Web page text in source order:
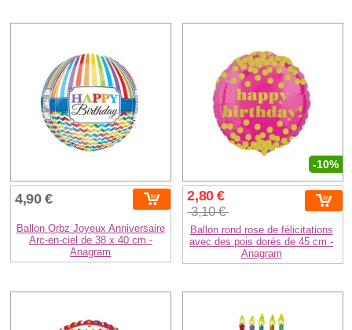
4,90 €
Ballon Orbz Joyeux Anniversaire
Arc-en-ciel de 38 x 40 cm -
Anagram
-10%
2,80 €
3,10 €
Ballon rond rose de félicitations
avec des pois dorés de 45 cm -
Anagram